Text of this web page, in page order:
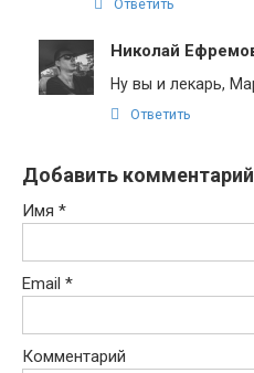
Ответить
Николай
Ну вы и лекарь,
Ответить
Добавить комментарий
Имя *
Email *
Комментарий